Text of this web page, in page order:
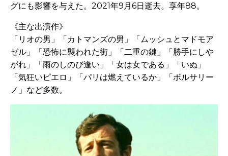
グにも影響を与えた。2021年9月6日逝去。享年88。
《主な出演作》
「リオの男」「カトマンズの男」「ムッシュとマドモア
ゼル」「恐怖に襲われた街」「二重の鍵」「勝手にしや
がれ」「雨のしのび逢い」「女は女である」「いぬ」
「気狂いピエロ」「パリは燃えているか」「ボルサリー
ノ」など多数。